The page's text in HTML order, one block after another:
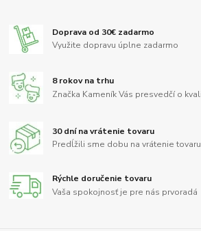
Doprava od 30€ zadarmo
Využite dopravu úplne zadarmo
8 rokov na trhu
Značka Kameník Vás presvedčí o
30 dní na vrátenie tovaru
Predĺžili sme dobu na vrátenie tovaru
Rýchle doručenie tovaru
Vaša spokojnosť je pre nás prvoradá